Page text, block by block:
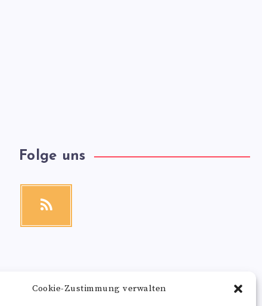
Cookie-Zustimmung verwalten
Folge uns
RSS